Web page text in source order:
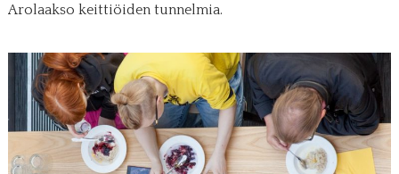
Arolaakso keittiöiden tunnelmia.